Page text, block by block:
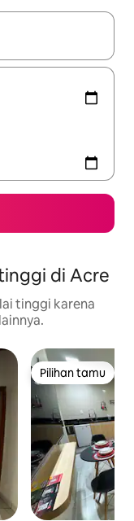
tombol panah
di Acre
tinggi karena
Pilihan tamu
Pilihan tamu